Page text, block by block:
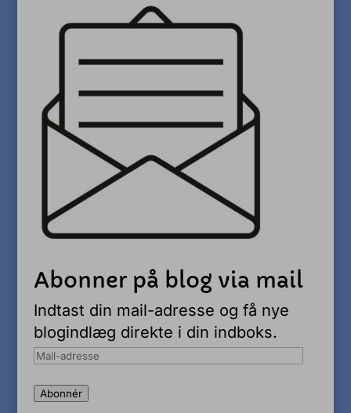
Abonner på blog via mail
Indtast din mail-adresse og få nye
blogindlæg direkte i din indboks.
Mail-
Abonnér